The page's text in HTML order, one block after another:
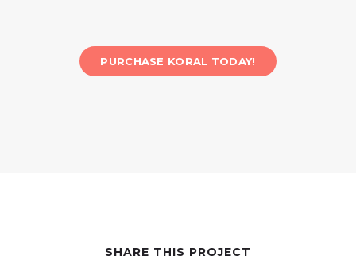
PURCHASE KORAL TODAY!
SHARE THIS PROJECT